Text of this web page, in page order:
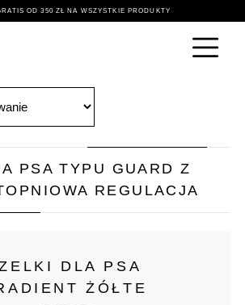
OD 350 ZŁ NA WSZYSTKIE PRODUKTY
PSA TYPU GUARD Z
REGULACJA
DLA PSA
ŻÓŁTE